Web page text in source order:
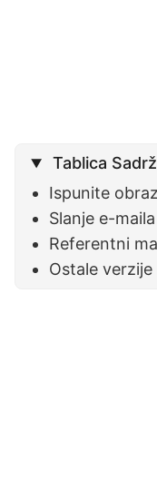
Tablica
Ispunite
Slanje e-maila
Referentni
Ostale